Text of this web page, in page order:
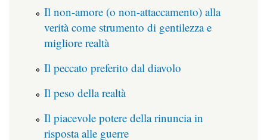
Il non-amore (o non-attaccamento) alla
verità come strumento di gentilezza e
migliore realtà
Il peccato preferito dal diavolo
Il peso della realtà
Il piacevole potere della rinuncia in
risposta alle guerre